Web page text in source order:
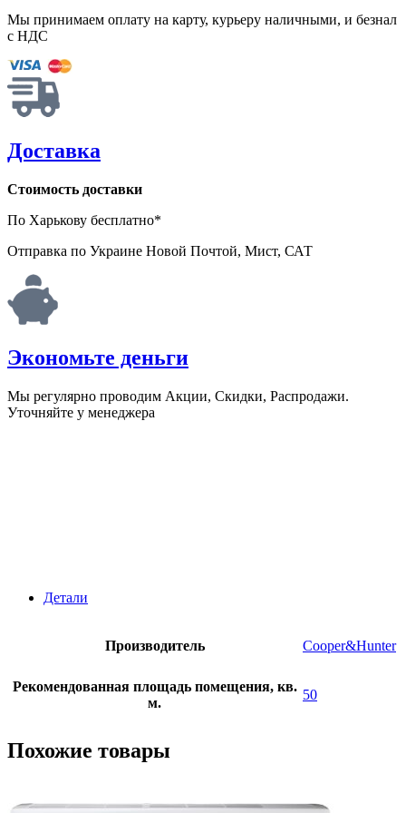
Мы принимаем оплату на карту, курьеру наличными, и безнал
с НДС
Доставка
Стоимость доставки
По Харькову бесплатно*
Отправка по Украине Новой Почтой, Мист, САТ
Экономьте деньги
Мы регулярно проводим Акции, Скидки, Распродажи.
Уточняйте у менеджера
Детали
Производитель Cooper&Hunter
Рекомендованная площадь помещения, кв.
м.
50
Похожие товары